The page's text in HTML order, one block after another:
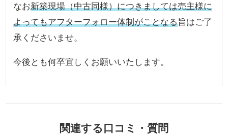
なお新築現場（中古同様）につきましては売主様に
よってもアフターフォロー体制がことなる旨はご了
承くださいませ。
今後とも何卒宜しくお願いいたします。
関連する口コミ・質問